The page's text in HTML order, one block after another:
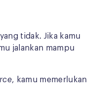
tidak. Jika kamu
jalankan mampu
, kamu memerlukan